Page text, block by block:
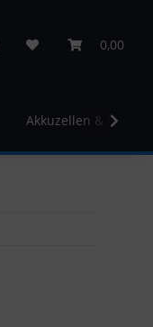
0,00
Akkuzellen &